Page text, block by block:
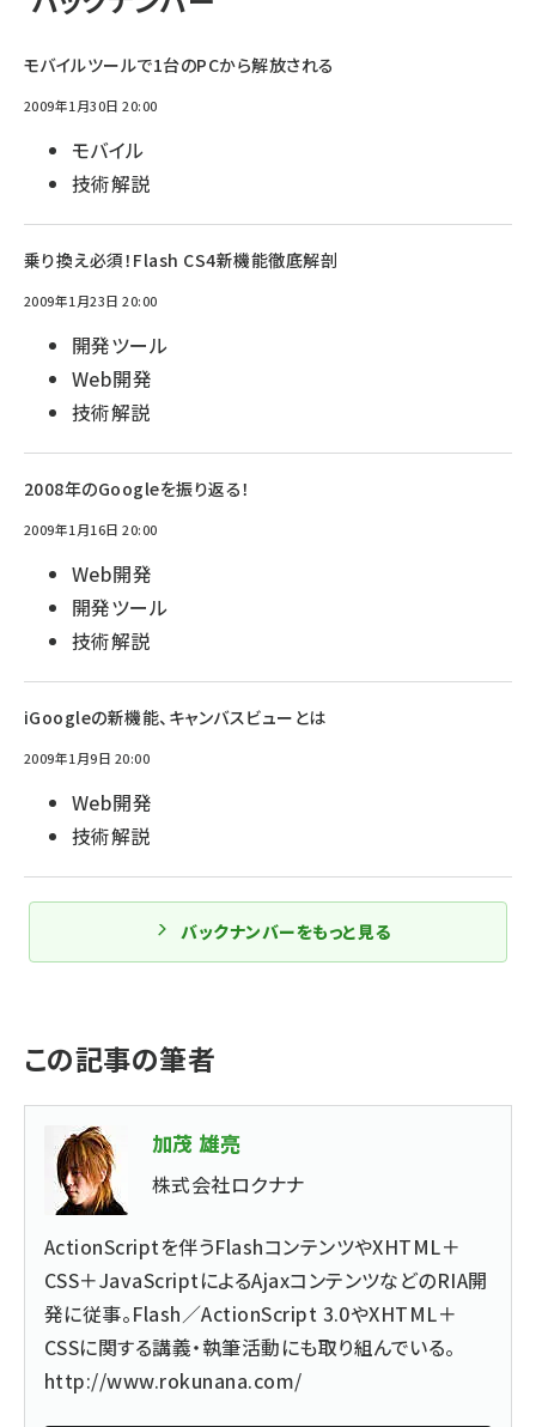
モバイルツールで1台のPCから解放される
2009年1月30日 20:00
モバイル
技術解説
乗り換え必須！Flash CS4新機能徹底解剖
2009年1月23日 20:00
開発ツール
Web開発
技術解説
2008年のGoogleを振り返る！
2009年1月16日 20:00
Web開発
開発ツール
技術解説
iGoogleの新機能、キャンバスビューとは
2009年1月9日 20:00
Web開発
技術解説
バックナンバーをもっと見る
この記事の筆者
加茂 雄亮
株式会社ロクナナ
ActionScriptを伴うFlashコンテンツやXHTML＋
CSS＋JavaScriptによるAjaxコンテンツなどのRIA開
発に従事。Flash／ActionScript 3.0やXHTML＋
CSSに関する講義・執筆活動にも取り組んでいる。
http://www.rokunana.com/